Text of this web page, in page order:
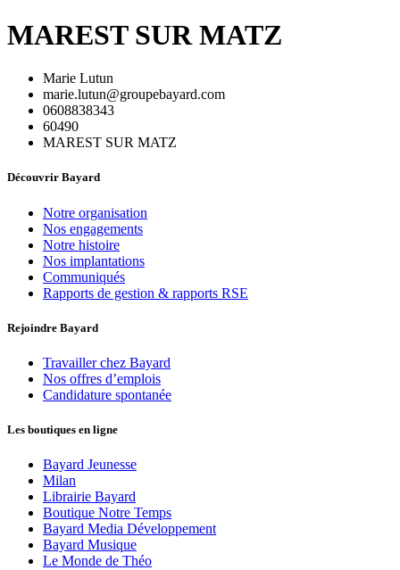
MAREST SUR MATZ
Marie Lutun
marie.lutun@groupebayard.com
0608838343
60490
MAREST SUR MATZ
Découvrir Bayard
Notre organisation
Nos engagements
Notre histoire
Nos implantations
Communiqués
Rapports de gestion & rapports RSE
Rejoindre Bayard
Travailler chez Bayard
Nos offres d’emplois
Candidature spontanée
Les boutiques en ligne
Bayard Jeunesse
Milan
Librairie Bayard
Boutique Notre Temps
Bayard Media Développement
Bayard Musique
Le Monde de Théo